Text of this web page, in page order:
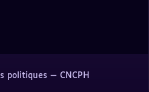
politiques — CNCPH